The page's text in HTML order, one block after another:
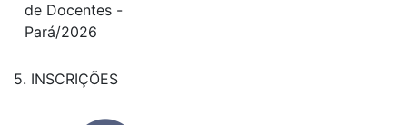
de Docentes -
Pará/2026
5. INSCRIÇÕES